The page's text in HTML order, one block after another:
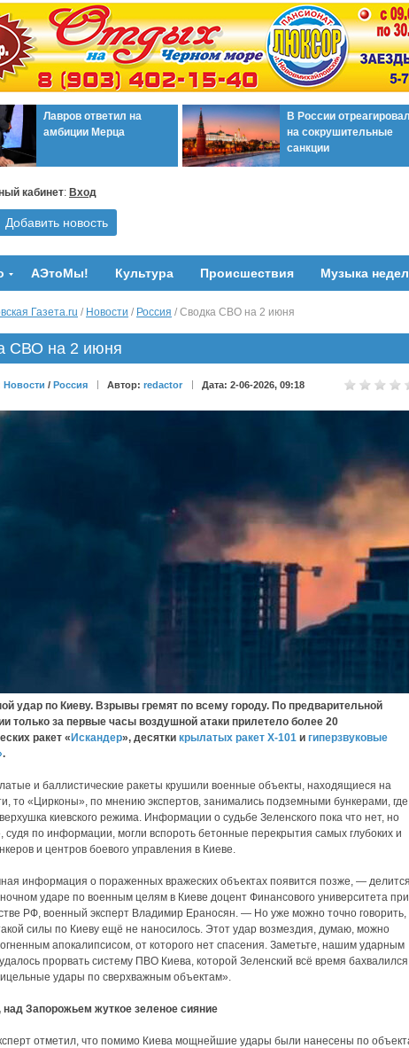
Лавров ответил на
амбиции Мерца
В России
на сокрушительные
санкции
кабинет: Вход
Добавить новость
АЭтоМы! Культура Происшествия Музыка
Газета.ru / Новости / Россия / Сводка СВО на 2 июня
СВО на 2 июня
Новости / Россия Автор: redactor Дата: 2-06-2026, 09:18
по Киеву. Взрывы гремят по всему городу. По предварительной
только за первые часы воздушной атаки прилетело более 20
ракет « Искандер», десятки крылатых ракет Х-101 и гиперзвуковые
.
и баллистические ракеты крушили военные объекты, находящиеся на
то «Цирконы», по мнению экспертов, занимались подземными бункерами, где
киевского режима. Информации о судьбе Зеленского пока что нет, но
судя по информации, могли вспороть бетонные перекрытия самых глубоких и
и центров боевого управления в Киеве.
информация о пораженных вражеских объектах появится позже, — делится
ударе по военным целям в Киеве доцент Финансового университета при
РФ, военный эксперт Владимир Ераносян. — Но уже можно точно говорить,
силы по Киеву ещё не наносилось. Этот удар возмездия, думаю, можно
апокалипсисом, от которого нет спасения. Заметьте, нашим ударным
прорвать систему ПВО Киева, которой Зеленский всё время
удары по сверхважным объектам».
над Запорожьем жуткое зеленое сияние
отметил, что помимо Киева мощнейшие удары были нанесены по